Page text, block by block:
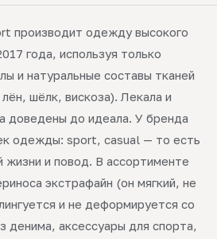
производит одежду высокого
года, используя только
и натуральные составы тканей
шёлк, вискоза). Лекала и
доведены до идеала. У бренда
одежды: sport, casual — то есть
жизни и повод. В ассортименте
экстрафайн (он мягкий, не
и не деформируется со
денима, аксессуары для спорта,